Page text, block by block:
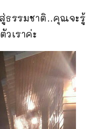
ธรรมชาติ..คุณจะรู้
เราค่ะ